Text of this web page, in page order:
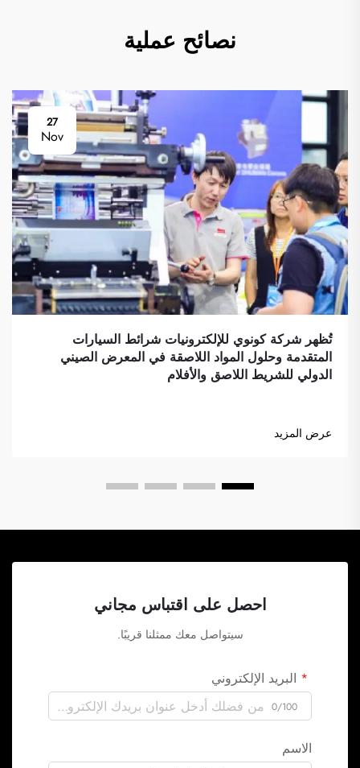
نصائح عملية
27
Nov
تُظهر شركة كونوي للإلكترونيات شرائط السيارات
المتقدمة وحلول المواد اللاصقة في المعرض الصيني
الدولي للشريط اللاصق والأفلام
عرض المزيد
احصل على اقتباس مجاني
سيتواصل معك ممثلنا قريبًا.
البريد الإلكتروني
0/100
الاسم